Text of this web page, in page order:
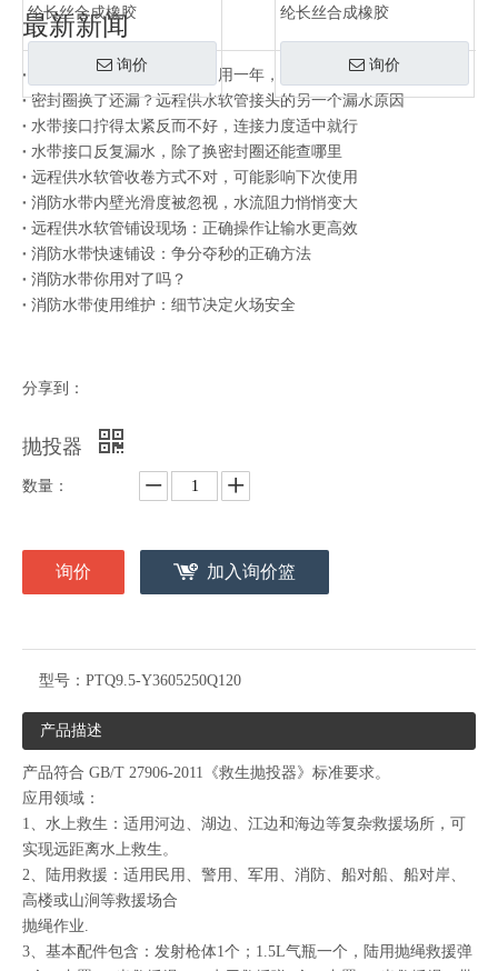
纶长丝合成橡胶
询价
纶长丝合成橡胶
询价
最新新闻
同一批水带有的用三年有的用一年，差别在存放方式
密封圈换了还漏？远程供水软管接头的另一个漏水原因
水带接口拧得太紧反而不好，连接力度适中就行
水带接口反复漏水，除了换密封圈还能查哪里
远程供水软管收卷方式不对，可能影响下次使用
消防水带内壁光滑度被忽视，水流阻力悄悄变大
远程供水软管铺设现场：正确操作让输水更高效
消防水带快速铺设：争分夺秒的正确方法
消防水带你用对了吗？
消防水带使用维护：细节决定火场安全
分享到：
抛投器
数量：
询价 加入询价篮
型号： PTQ9.5-Y3605250Q120
产品描述
产品符合 GB/T 27906-2011《救生抛投器》标准要求。
应用领域：
1、水上救生：适用河边、湖边、江边和海边等复杂救援场所，可
实现远距离水上救生。
2、陆用救援：适用民用、警用、军用、消防、船对船、船对岸、
高楼或山涧等救援场合
抛绳作业.
3、基本配件包含：发射枪体1个；1.5L气瓶一个，陆用抛绳救援弹